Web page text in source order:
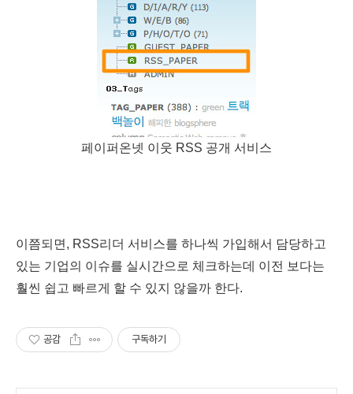
페이퍼온넷 이웃 RSS 공개 서비스
이쯤되면, RSS리더 서비스를 하나씩 가입해서 담당하고
있는 기업의 이슈를 실시간으로 체크하는데 이전 보다는
훨씬 쉽고 빠르게 할 수 있지 않을까 한다.
공감 구독하기